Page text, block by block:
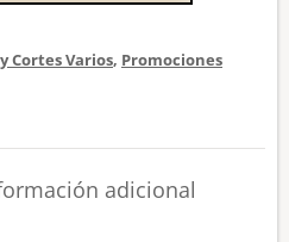
Cortes Varios, Promociones
adicional